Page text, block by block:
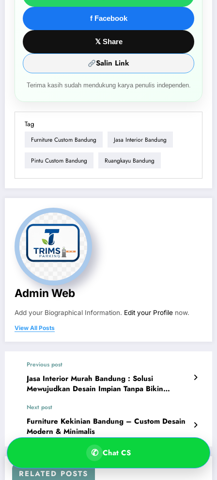
f Facebook
𝕏 Share
Salin Link
Terima kasih sudah mendukung karya penulis independen.
Tag
Furniture Custom Bandung Jasa Interior Bandung
Pintu Custom Bandung Ruangkayu Bandung
Admin Web
Add your Biographical Information. Edit your Profile now.
View All Posts
Previous post
Jasa Interior Murah Bandung : Solusi
Mewujudkan Desain Impian Tanpa Bikin
Next post
Furniture Kekinian Bandung – Custom Desain
Modern & Minimalis
RELATED POSTS
Hubungi Customer Service
Ruang Kayu CS
R
6282315355014 • Fast Response
→
Yoel
6285317000209 • Online
✆ Chat CS